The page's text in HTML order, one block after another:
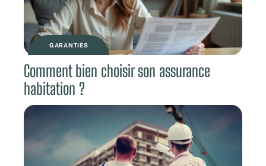
GARANTIES
Comment bien choisir son assurance
habitation ?